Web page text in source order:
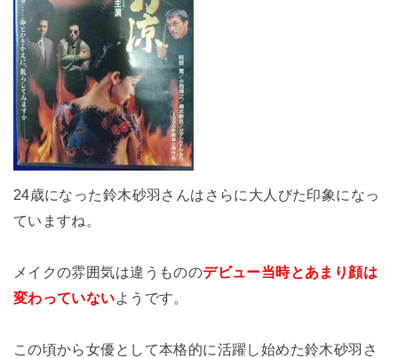
24歳になった鈴木砂羽さんはさらに大人びた印象になっ
ていますね。
メイクの雰囲気は違うもののデビュー当時とあまり顔は
変わっていないようです。
この頃から女優として本格的に活躍し始めた鈴木砂羽さ